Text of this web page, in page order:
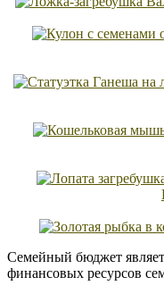
Семейный бюджет
финансовых ресурсов